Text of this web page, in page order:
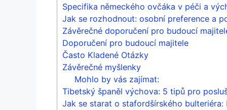
Specifika německého ovčáka v péči a
Jak se rozhodnout: osobní preference a
Závěrečné doporučení pro budoucí
Doporučení pro budoucí majitele
Často Kladené Otázky
Závěrečné myšlenky
Mohlo by vás zajímat:
Tibetský španěl výchova: 5 tipů pro
Jak se starat o stafordšírského